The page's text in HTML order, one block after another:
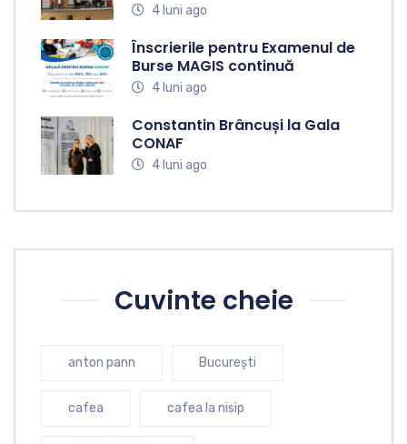
4 luni ago
Înscrierile pentru Examenul de
Burse MAGIS continuă
4 luni ago
Constantin Brâncuși la Gala
CONAF
4 luni ago
Cuvinte cheie
anton pann București
cafea cafea la nisip